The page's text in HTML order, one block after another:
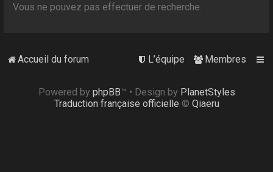
Vous ne pouvez pas effectuer de recherche.
Accueil du forum Membres
L’équipe
Powered by phpBB™ • Design by PlanetStyles
Traduction française officielle © Qiaeru